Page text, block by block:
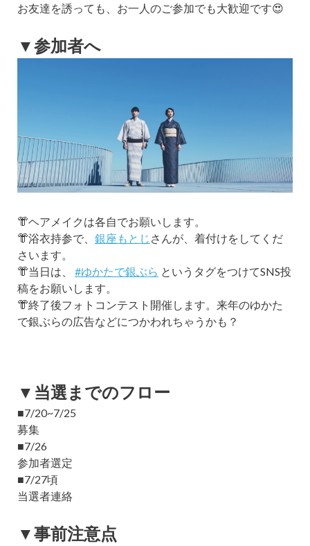
お友達を誘っても、お一人のご参加でも大歓迎です😍
▼参加者へ
👘ヘアメイクは各自でお願いします。
👘浴衣持参で、 銀座もとじ さんが、着付けをしてくだ
さいます。
👘当日は、 #ゆかたで銀ぶら というタグをつけてSNS投
稿をお願いします。
👘終了後フォトコンテスト開催します。来年のゆかた
で銀ぶらの広告などにつかわれちゃうかも？
▼当選までのフロー
■7/20~7/25
募集
■7/26
参加者選定
■7/27頃
当選者連絡
▼事前注意点